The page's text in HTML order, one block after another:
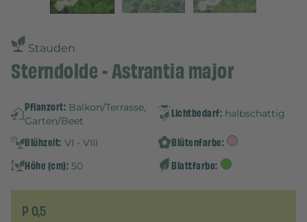
Stauden
Sterndolde - Astrantia major
Pflanzort: Balkon/Terrasse,
Garten/Beet
Lichtbedarf: halbschattig
Blühzeit: VI - VIII
Blütenfarbe:
Höhe (cm): 50 Blattfarbe:
P 0,5